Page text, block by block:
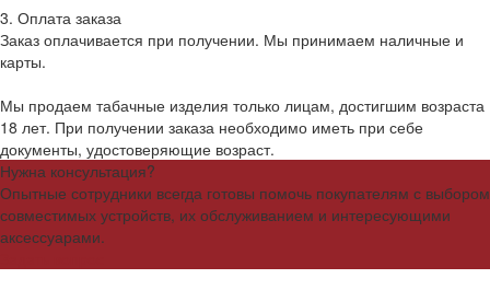
3. Оплата заказа
Заказ оплачивается при получении. Мы принимаем наличные и
карты.
Мы продаем табачные изделия только лицам, достигшим возраста
18 лет. При получении заказа необходимо иметь при себе
документы, удостоверяющие возраст.
Нужна консультация?
Опытные сотрудники всегда готовы помочь покупателям с выбором
совместимых устройств, их обслуживанием и интересующими
аксессуарами.